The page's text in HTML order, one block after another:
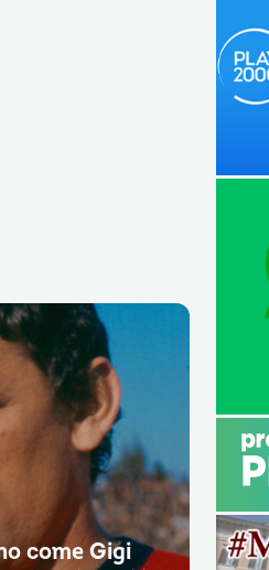
come Gigi